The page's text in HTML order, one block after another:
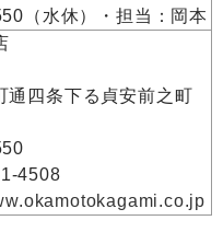
（水休）・担当：岡本
通四条下る貞安前之町
4508